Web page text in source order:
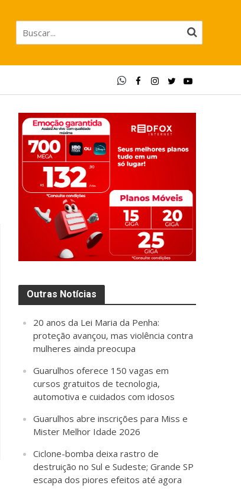
Outras Notícias
20 anos da Lei Maria da Penha:
proteção avançou, mas violência contra
mulheres ainda preocupa
Guarulhos oferece 150 vagas em
cursos gratuitos de tecnologia,
automotiva e cuidados com idosos
Guarulhos abre inscrições para Miss e
Mister Melhor Idade 2026
Ciclone-bomba deixa rastro de
destruição no Sul e Sudeste; Grande SP
escapa dos piores efeitos até agora